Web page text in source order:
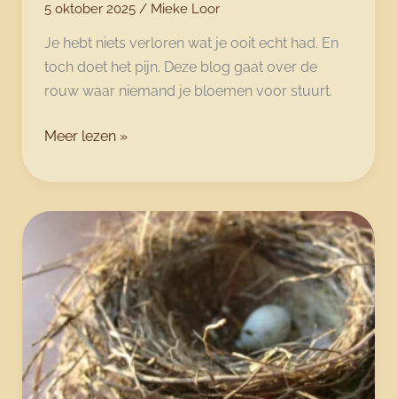
5 oktober 2025 / Mieke Loor
Je hebt niets verloren wat je ooit echt had. En
toch doet het pijn. Deze blog gaat over de
rouw waar niemand je bloemen voor stuurt.
Rouw
rouwkaart:
als
niemand
wat
verloren
bent
Meer lezen »